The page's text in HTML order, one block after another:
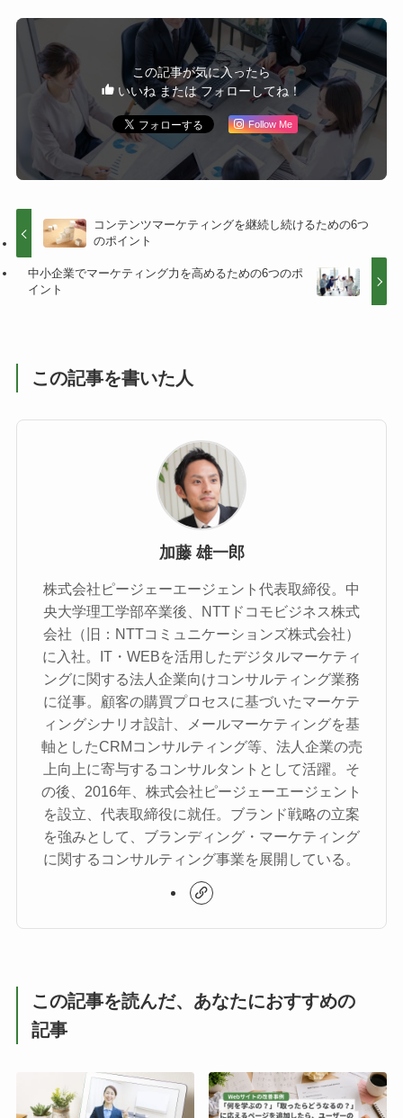
この記事が気に入ったら
いいね または フォローしてね！
Follow Me
コンテンツマーケティングを継続し続けるための6つ
のポイント
中小企業でマーケティング力を高めるための6つのポ
イント
この記事を書いた人
加藤 雄一郎
株式会社ピージェーエージェント代表取締役。中
央大学理工学部卒業後、NTTドコモビジネス株式
会社（旧：NTTコミュニケーションズ株式会社）
に入社。IT・WEBを活用したデジタルマーケティ
ングに関する法人企業向けコンサルティング業務
に従事。顧客の購買プロセスに基づいたマーケテ
ィングシナリオ設計、メールマーケティングを基
軸としたCRMコンサルティング等、法人企業の売
上向上に寄与するコンサルタントとして活躍。そ
の後、2016年、株式会社ピージェーエージェント
を設立、代表取締役に就任。ブランド戦略の立案
を強みとして、ブランディング・マーケティング
に関するコンサルティング事業を展開している。
この記事を読んだ、あなたにおすすめの
記事